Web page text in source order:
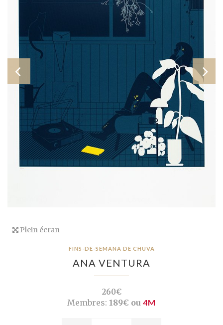
Plein écran
FINS-DE-SEMANA DE CHUVA
ANA VENTURA
260€
Membres: 189€ ou 4M